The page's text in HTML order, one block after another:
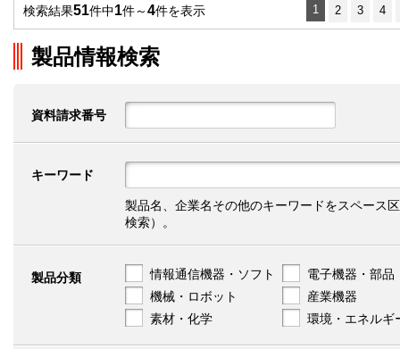
検索結果51件中1件～4件を表示 1 2 3 4
製品情報検索
資料請求番号
キーワード
製品名、企業名その他のキーワードをスペース
検索）。
製品分類 情報通信機器・ソフト
電子機器・部品
機械・ロボット
産業機器
素材・化学
環境・エネルギ